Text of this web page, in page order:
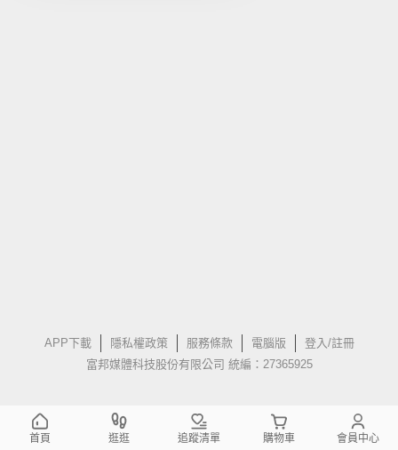
APP下載 隱私權政策 服務條款 電腦版
登入/註冊
富邦媒體科技股份有限公司 統編：27365925
首頁 逛逛 追蹤清單 購物車 會員中心